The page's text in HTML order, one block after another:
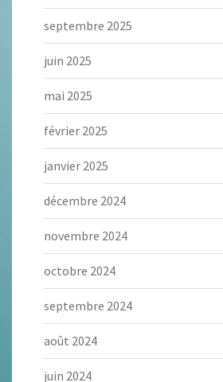
septembre 2025
juin 2025
mai 2025
février 2025
janvier 2025
décembre 2024
novembre 2024
octobre 2024
septembre 2024
août 2024
juin 2024